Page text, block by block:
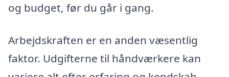
og budget, før du går i gang.
Arbejdskraften er en anden væsentlig
faktor. Udgifterne til håndværkere kan